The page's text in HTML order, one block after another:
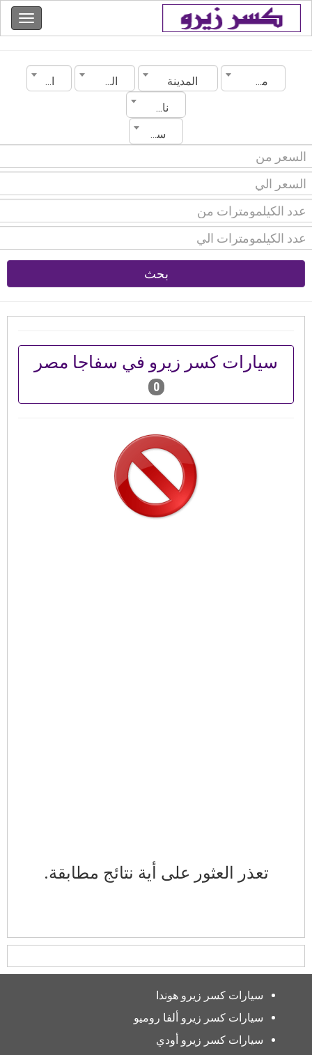
مصر المدينة الماركة
الموديل
ناقل الحركة
سنة الصنع
بحث
سيارات كسر زيرو في سفاجا مصر
0
تعذر العثور على أية نتائج مطابقة.
سيارات كسر زيرو هوندا
سيارات كسر زيرو ألفا روميو
سيارات كسر زيرو أودي